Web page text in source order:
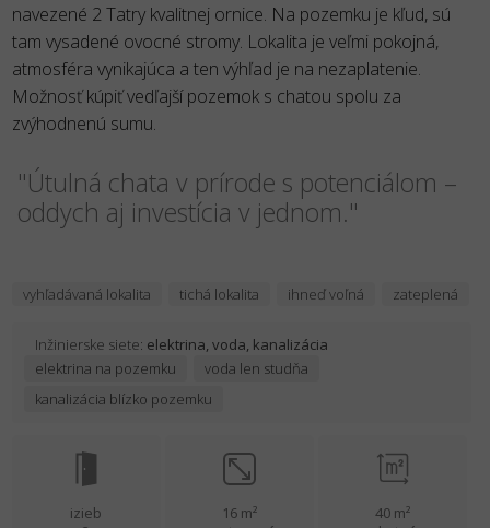
navezené 2 Tatry kvalitnej ornice. Na pozemku je kľud, sú
tam vysadené ovocné stromy. Lokalita je veľmi pokojná,
atmosféra vynikajúca a ten výhľad je na nezaplatenie.
Možnosť kúpiť vedľajší pozemok s chatou spolu za
zvýhodnenú sumu.
"Útulná chata v prírode s potenciálom –
oddych aj investícia v jednom."
vyhľadávaná lokalita tichá lokalita ihneď voľná zateplená
Inžinierske siete: elektrina, voda, kanalizácia
elektrina na pozemku
voda len studňa
kanalizácia blízko pozemku
izieb
16 m²
40 m²